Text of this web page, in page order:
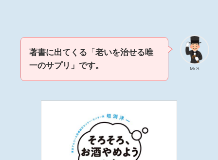
Mr.S
著書に出てくる 「 老いを治せる唯
一のサプリ」です。